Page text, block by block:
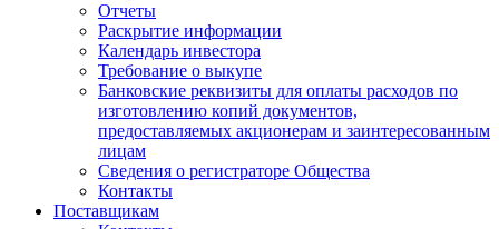
Отчеты
Раскрытие информации
Календарь инвестора
Требование о выкупе
Банковские реквизиты для оплаты расходов по
изготовлению копий документов,
предоставляемых акционерам и заинтересованным
лицам
Сведения о регистраторе Общества
Контакты
Поставщикам